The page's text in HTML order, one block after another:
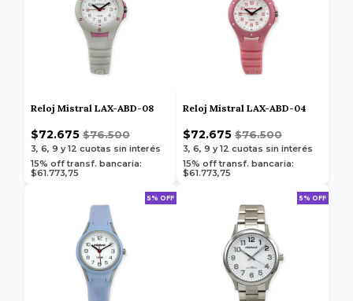
Reloj Mistral LAX-ABD-08
$72.675 $76.500
3, 6, 9 y 12 cuotas sin interés
15% off transf. bancaria:
$61.773,75
Reloj Mistral LAX-ABD-04
$72.675 $76.500
3, 6, 9 y 12 cuotas sin interés
15% off transf. bancaria:
$61.773,75
5% OFF 5% OFF